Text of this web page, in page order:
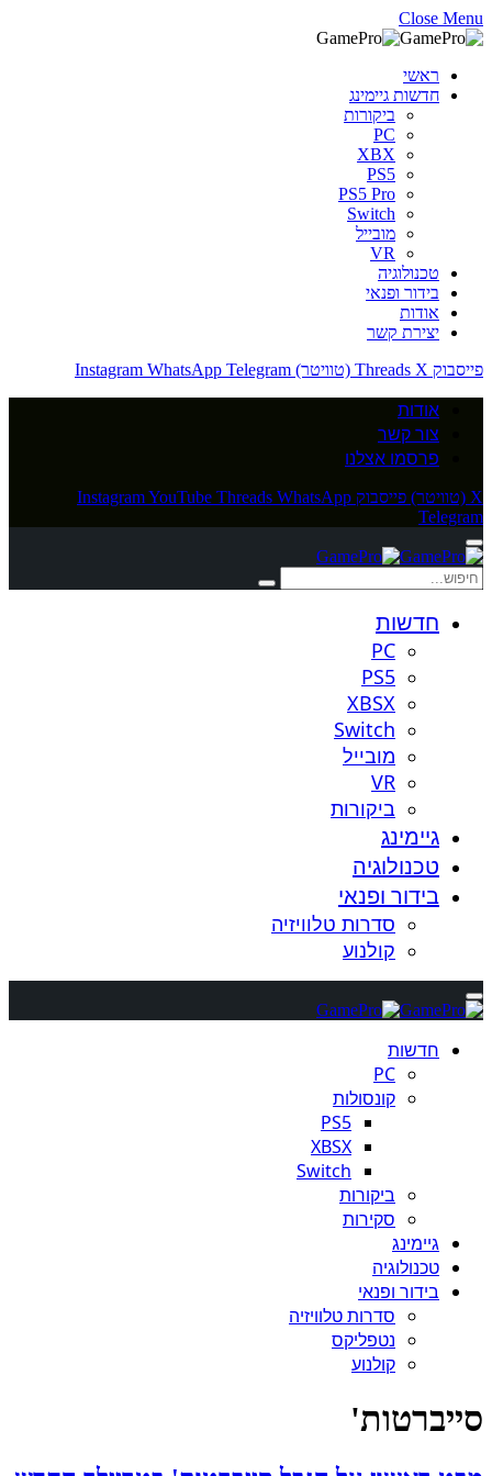
Close Menu
ראשי
חדשות גיימינג
ביקורות
PC
XBX
PS5
PS5 Pro
Switch
מובייל
VR
טכנולוגיה
בידור ופנאי
אודות
יצירת קשר
פייסבוק
Threads X (טוויטר) Instagram WhatsApp Telegram
אודות
צור קשר
פרסמו אצלנו
X (טוויטר) פייסבוק InstagramYouTube Threads WhatsApp
Telegram
חדשות
PC
PS5
XBSX
Switch
מובייל
VR
ביקורות
גיימינג
טכנולוגיה
בידור ופנאי
סדרות טלוויזיה
קולנוע
חדשות
PC
קונסולות
PS5
XBSX
Switch
ביקורות
סקירות
גיימינג
טכנולוגיה
בידור ופנאי
סדרות טלוויזיה
נטפליקס
קולנוע
סייברטות'